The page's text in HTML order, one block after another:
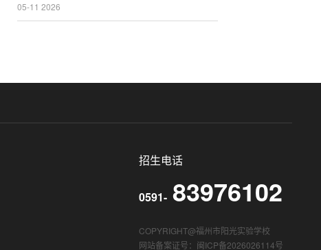
05-11 2026
招生电话
0591- 83976102
COPYRIGHT@福州市阳光实验学校
网站备案证号：闽ICP备2026026114号